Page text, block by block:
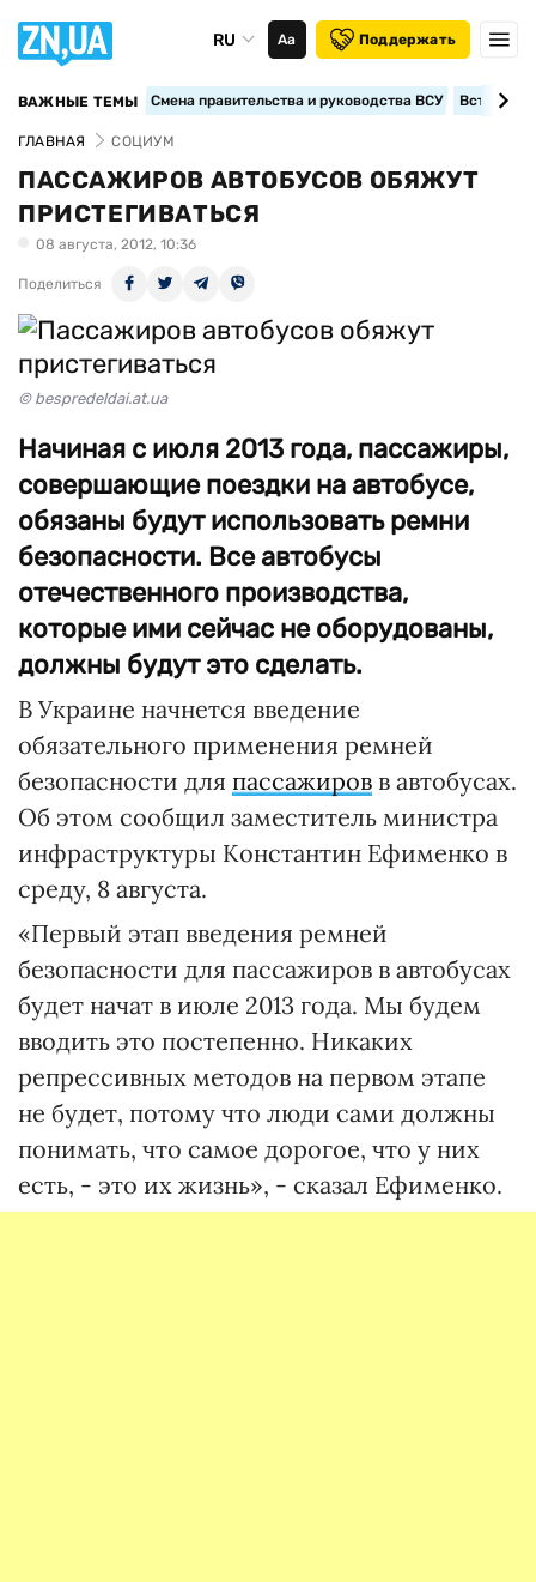
RU Аа Поддержать
ВАЖНЫЕ ТЕМЫ Смена правительства и руководства ВСУ
ГЛАВНАЯ СОЦИУМ
ПАССАЖИРОВ АВТОБУСОВ ОБЯЖУТ
ПРИСТЕГИВАТЬСЯ
08 августа, 2012, 10:36
Поделиться
© bespredeldai.at.ua
Начиная с июля 2013 года, пассажиры,
совершающие поездки на автобусе,
обязаны будут использовать ремни
безопасности. Все автобусы
отечественного производства,
которые ими сейчас не оборудованы,
должны будут это сделать.
В Украине начнется введение
обязательного применения ремней
безопасности для пассажиров в автобусах.
Об этом сообщил заместитель министра
инфраструктуры Константин Ефименко в
среду, 8 августа.
«Первый этап введения ремней
безопасности для пассажиров в автобусах
будет начат в июле 2013 года. Мы будем
вводить это постепенно. Никаких
репрессивных методов на первом этапе
не будет, потому что люди сами должны
понимать, что самое дорогое, что у них
есть, - это их жизнь», - сказал Ефименко.